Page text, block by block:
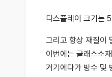
디스플레이 크기는
그리고 항상 재질이
이번에는 글래스소
거기에다가 방수 및